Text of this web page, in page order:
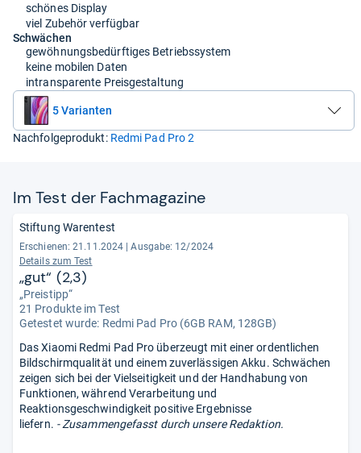
schönes Display
viel Zubehör verfügbar
Schwächen
gewöhnungsbedürftiges Betriebssystem
keine mobilen Daten
intransparente Preisgestaltung
5 Varianten
Nachfolgeprodukt: Redmi Pad Pro 2
Im Test der Fach­ma­ga­zine
Stiftung Warentest
Erschienen: 21.11.2024
Ausgabe: 12/2024
Details zum Test
„gut“ (2,3)
„Preistipp“
21 Produkte im Test
Getestet wurde: Redmi Pad Pro (6GB RAM, 128GB)
Das Xiaomi Redmi Pad Pro überzeugt mit einer ordentlichen
Bildschirmqualität und einem zuverlässigen Akku. Schwächen
zeigen sich bei der Vielseitigkeit und der Handhabung von
Funktionen, während Verarbeitung und
Reaktionsgeschwindigkeit positive Ergebnisse
liefern. - Zusammengefasst durch unsere Redaktion.